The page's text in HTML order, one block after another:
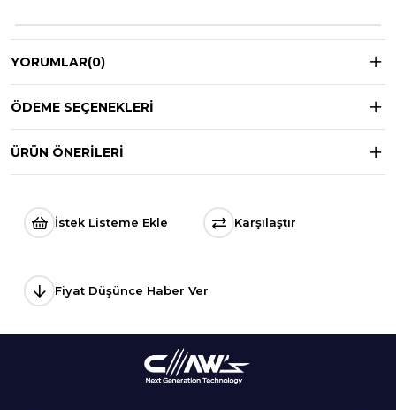
YORUMLAR(0)
ÖDEME SEÇENEKLERI
ÜRÜN ÖNERILERI
İstek Listeme Ekle Karşılaştır
Fiyat Düşünce Haber Ver